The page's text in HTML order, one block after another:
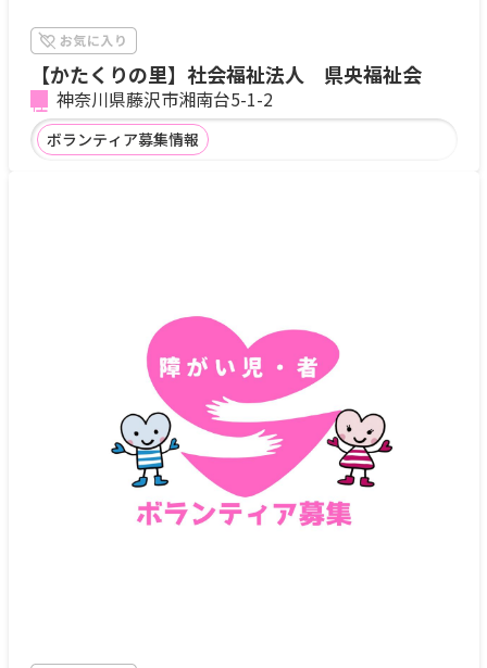
【かたくりの里】社会福祉法人 県央福祉会
神奈川県藤沢市湘南台5-1-2
ボランティア募集情報